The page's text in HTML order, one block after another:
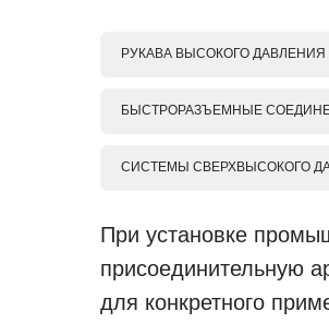
РУКАВА ВЫСОКОГО ДАВЛЕНИЯ
БЫСТРОРАЗЪЕМНЫЕ
СИСТЕМЫ СВЕРХВЫСОКОГО
При установке
присоединительную
для конкретного